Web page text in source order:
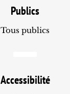
Publics
Tous publics
Accessibilité